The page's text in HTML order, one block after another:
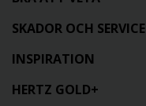
SKADOR OCH SERVICE
INSPIRATION
HERTZ GOLD+